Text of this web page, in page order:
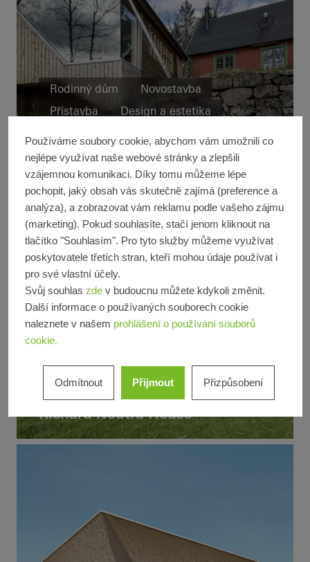
Rodinný dům
Novostavba
Přístavba
Design a estetika
Fasády
Norway
Výjimečná architektura
Známé budovy
Posuvné dveře
Richard Neutra House
Používáme soubory cookie, abychom vám umožnili co
nejlépe využívat naše webové stránky a zlepšili
vzájemnou komunikaci. Díky tomu můžeme lépe
pochopit, jaký obsah vás skutečně zajímá (preference a
analýza), a zobrazovat vám reklamu podle vašeho zájmu
(marketing). Pokud souhlasíte, stačí jenom kliknout na
tlačítko "Souhlasím". Pro tyto služby můžeme využívat
poskytovatele třetích stran, kteří mohou údaje používat i
pro své vlastní účely.
Svůj souhlas zdev budoucnu můžete kdykoli změnit.
Další informace o používaných souborech cookie
naleznete v našem prohlášení o používání souborů
cookie.
Odmítnout Přijmout Přizpůsobení